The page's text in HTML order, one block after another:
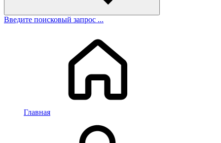
Введите поисковый запрос ...
Главная